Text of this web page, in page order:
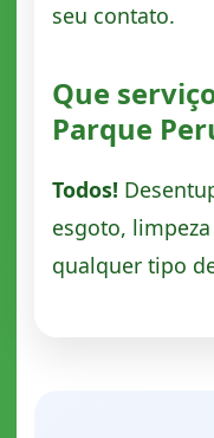
seu contato.
Que
Parque
Todos!
esgoto,
qualquer tipo